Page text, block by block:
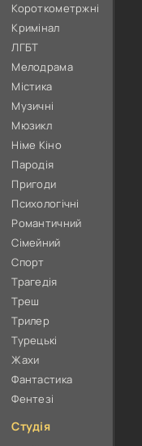
Короткометржні
Кримінал
ЛГБТ
Мелодрама
Містика
Музичні
Мюзикл
Німе Кіно
Пародія
Пригоди
Психологічні
Романтичний
Сімейний
Спорт
Трагедія
Треш
Трилер
Турецькі
Жахи
Фантастика
Фентезі
Студія